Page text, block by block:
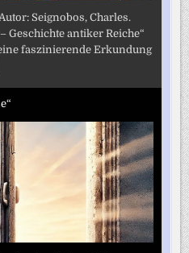
Seignobos, Charles.
Geschichte antiker Reiche“
faszinierende Erkundung